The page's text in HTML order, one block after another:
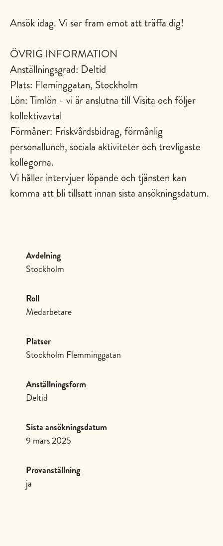
Ansök idag. Vi ser fram emot att träffa dig!
ÖVRIG INFORMATION
Anställningsgrad: Deltid
Plats: Fleminggatan, Stockholm
Lön: Timlön - vi är anslutna till Visita och följer
kollektivavtal
Förmåner: Friskvårdsbidrag, förmånlig
personallunch, sociala aktiviteter och trevligaste
kollegorna.
Vi håller intervjuer löpande och tjänsten kan
komma att bli tillsatt innan sista ansökningsdatum.
Avdelning
Stockholm
Roll
Medarbetare
Platser
Stockholm Flemminggatan
Anställningsform
Deltid
Sista ansökningsdatum
9 mars 2025
Provanställning
ja